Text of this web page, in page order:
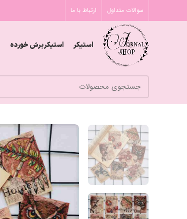
سوالات متداول ارتباط با ما
استیکر استیکر برش خورده